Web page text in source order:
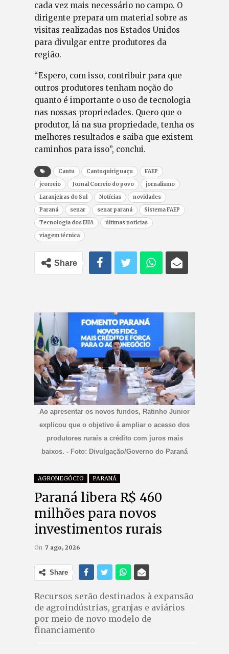
cada vez mais necessário no campo. O
dirigente prepara um material sobre as
visitas realizadas nos Estados Unidos
para divulgar entre produtores da
região.
“Espero, com isso, contribuir para que
outros produtores tenham noção do
quanto é importante o uso de tecnologia
nas nossas propriedades. Quero que o
produtor, lá na sua propriedade, tenha os
melhores resultados e saiba que existem
caminhos para isso”, conclui.
Cantu Cantuquiriguaçu
FAEP
jcorreio
Jornal Correio do povo
jornalismo
Laranjeiras do Sul
Notícias
novidades
Paraná
senar senar paraná
Sistema FAEP
Tecnologia dos EUA
últimas notícias
viagem técnica
Share
Ao apresentar os novos fundos, Ratinho Junior
explicou que o objetivo é ampliar o acesso dos
produtores rurais a crédito com juros mais
baixos. - Foto: Divulgação/Governo do Paraná
AGRONEGÓCIO PARANÁ
Paraná libera R$ 460
milhões para novos
investimentos rurais
On 7 ago, 2026
Share
Recursos serão destinados à expansão
de agroindústrias, granjas e aviários
por meio de novo modelo de
financiamento